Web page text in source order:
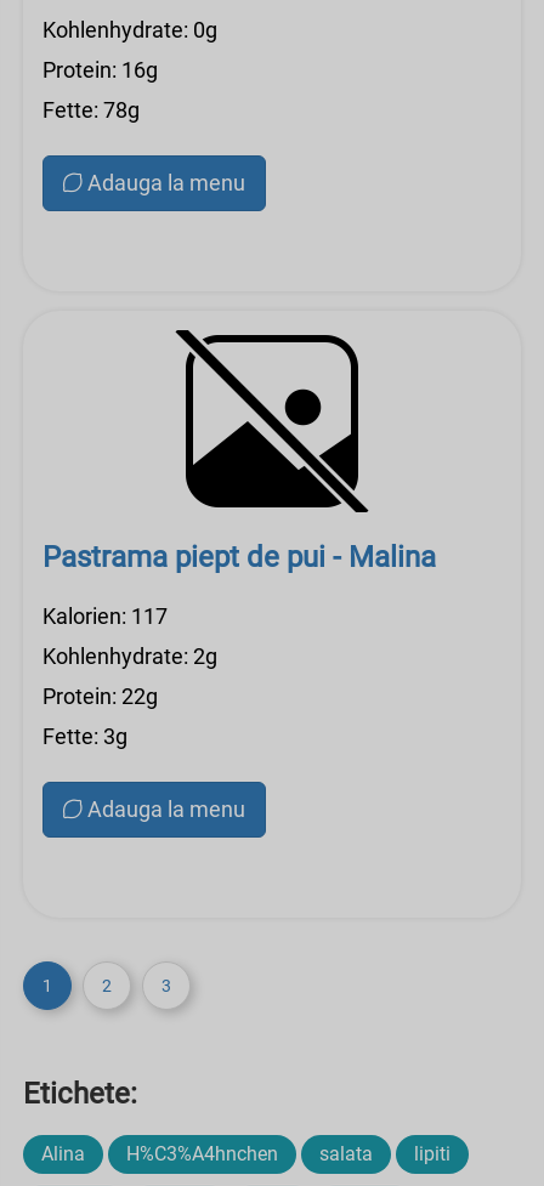
Kohlenhydrate: 0g
Protein: 16g
Fette: 78g
Adauga la menu
Pastrama piept de pui - Malina
Kalorien: 117
Kohlenhydrate: 2g
Protein: 22g
Fette: 3g
Adauga la menu
1 2 3
Etichete:
Alina H%C3%A4hnchen salata lipiti